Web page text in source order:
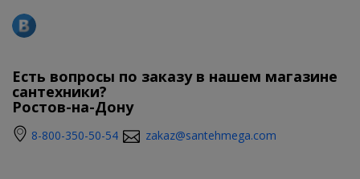
Есть вопросы по заказу в нашем магазине
сантехники?
Ростов-на-Дону
8-800-350-50-54 zakaz@santehmega.com